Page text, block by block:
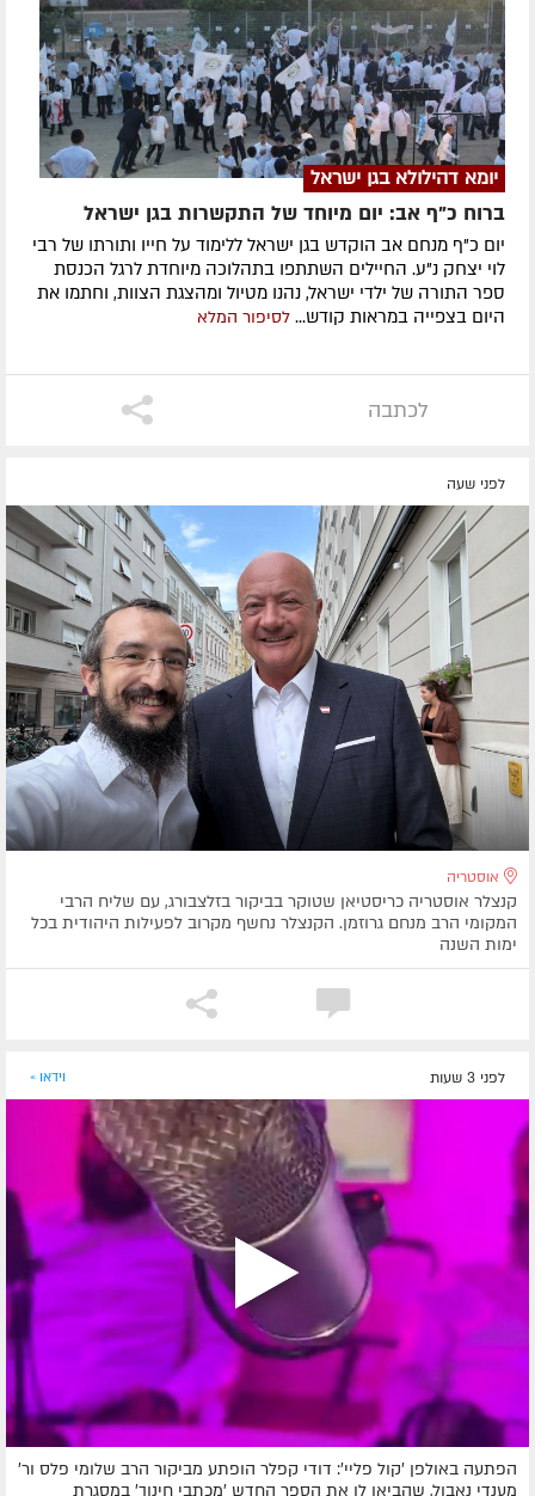
יומא דהילולא בגן ישראל
ברוח כ"ף אב: יום מיוחד של התקשרות בגן ישראל
יום כ"ף מנחם אב הוקדש בגן ישראל ללימוד על חייו ותורתו של רבי
לוי יצחק נ"ע. החיילים השתתפו בתהלוכה מיוחדת לרגל הכנסת
ספר התורה של ילדי ישראל, נהנו מטיול ומהצגת הצוות, וחתמו את
היום בצפייה במראות קודש... לסיפור המלא
לכתבה
לפני שעה
אוסטריה
קנצלר אוסטריה כריסטיאן שטוקר בביקור בזלצבורג, עם שליח הרבי
המקומי הרב מנחם גרוזמן. הקנצלר נחשף מקרוב לפעילות היהודית בכל
ימות השנה
לפני 3 שעות וידאו »
הפתעה באולפן 'קול פליי': דודי קפלר הופתע מביקור הרב שלומי פלס ור'
מענדי נאבול, שהביאו לו את הספר החדש 'מכתבי חינוך' במסגרת